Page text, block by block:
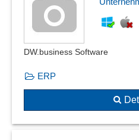
DW.business Software
ERP